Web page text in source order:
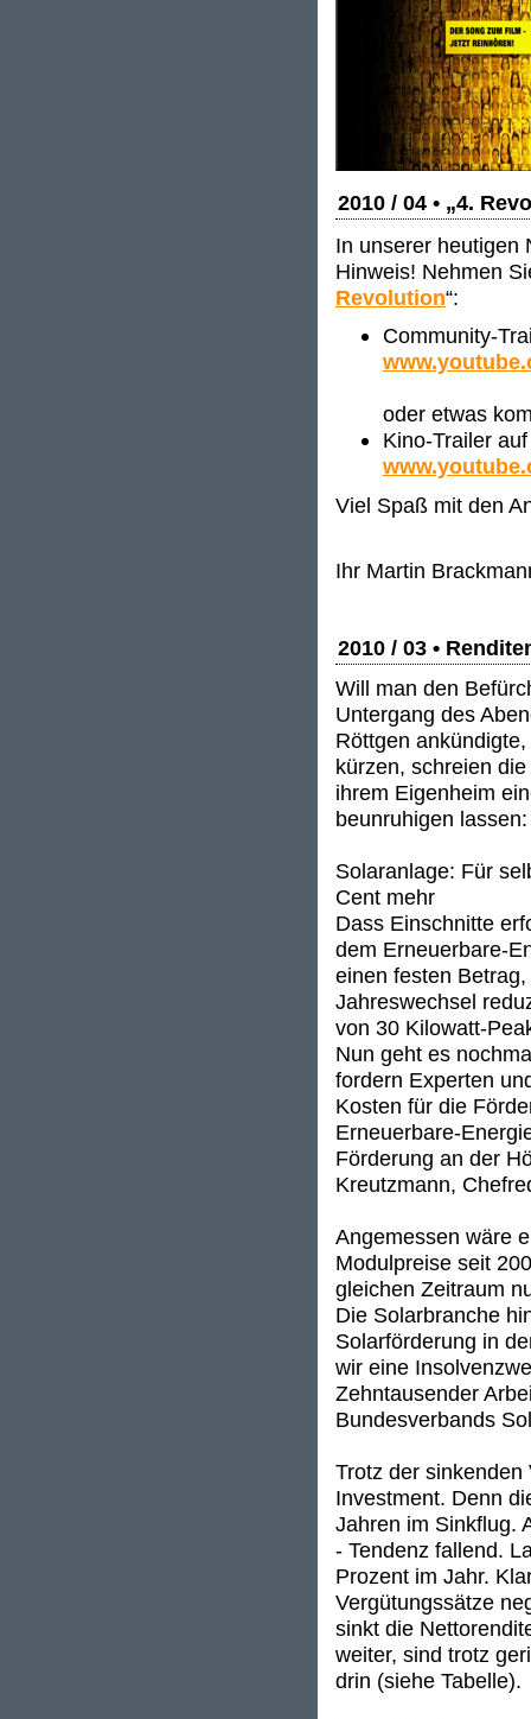
2010 / 04 • „4.
In unserer heutigen
Hinweis! Nehmen
Revolution“:
Community-
oder etwas
Kino-Trailer
Viel Spaß mit den
Ihr Martin
2010 / 03 •
Will man den
Untergang des
Röttgen
kürzen, schreien
ihrem Eigenheim
beunruhigen
Solaranlage: Für
Cent mehr
Dass Einschnitte
dem Erneuerbare-
einen festen
Jahreswechsel
von 30 Kilowatt-
Nun geht es
fordern Experten
Kosten für die
Erneuerbare-
Förderung an der
Kreutzmann,
Angemessen wäre
Modulpreise seit
gleichen Zeitraum
Die Solarbranche
Solarförderung in
wir eine
Zehntausender
Bundesverbands
Trotz der
Investment. Denn
Jahren im Sinkflug.
- Tendenz fallend.
Prozent im Jahr.
Vergütungssätze
sinkt die
weiter, sind trotz
drin (siehe Tabelle).